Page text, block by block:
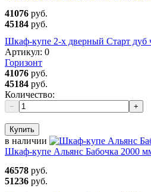
41076 руб.
45184 руб.
Шкаф-купе 2-х дверный Старт дуб
Артикул: 0
Горизонт
41076 руб.
45184 руб.
Количество:
− +
Купить
в наличии
Шкаф-купе Альянс Бабочка 2000
46578 руб.
51236 руб.